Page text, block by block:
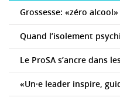
Grossesse: «zéro
Quand l’isolement
Le ProSA s’ancre dans
«Un·e leader inspire,